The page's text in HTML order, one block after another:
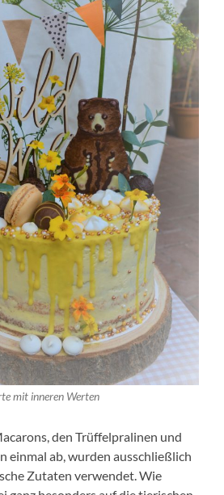
mit inneren Werten
den Trüffelpralinen und
einmal ab, wurden ausschließlich
Zutaten verwendet. Wie